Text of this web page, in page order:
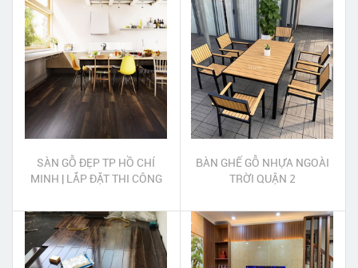
SÀN GỖ ĐẸP TP HỒ CHÍ
MINH | LẮP ĐẶT THI CÔNG
MINH
BÀN GHẾ GỖ NHỰA NGOÀI
TRỜI QUẬN 2